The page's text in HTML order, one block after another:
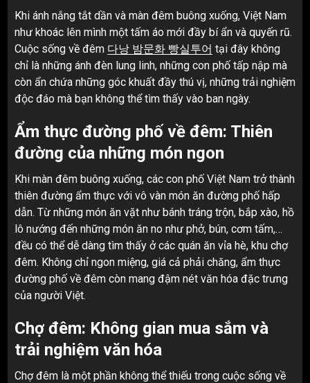
Khi ánh nắng tắt dần và màn đêm buông xuống, Việt Nam
như khoác lên mình một tấm áo mới đầy bí ẩn và quyến rũ.
Cuộc sống về đêm 다낭 밤문화 빵실투어 tại đây không
chỉ là những ánh đèn lung linh, những con phố tấp nập mà
còn ẩn chứa những góc khuất đầy thú vị, những trải nghiệm
độc đáo mà bạn không thể tìm thấy vào ban ngày.
Ẩm thực đường phố về đêm: Thiên
đường của những món ngon
Khi màn đêm buông xuống, các con phố Việt Nam trở thành
thiên đường ẩm thực với vô vàn món ăn đường phố hấp
dẫn. Từ những món ăn vặt như bánh tráng trộn, bắp xào, hồ
lô nướng đến những món ăn no như phở, bún, cơm tấm,…
đều có thể dễ dàng tìm thấy ở các quán ăn vỉa hè, khu chợ
đêm. Không chỉ ngon miệng, giá cả phải chăng, ẩm thực
đường phố về đêm còn mang đậm nét văn hóa đặc trưng
của người Việt.
Chợ đêm: Không gian mua sắm và
trải nghiệm văn hóa
Chợ đêm là một phần không thể thiếu trong cuộc sống về